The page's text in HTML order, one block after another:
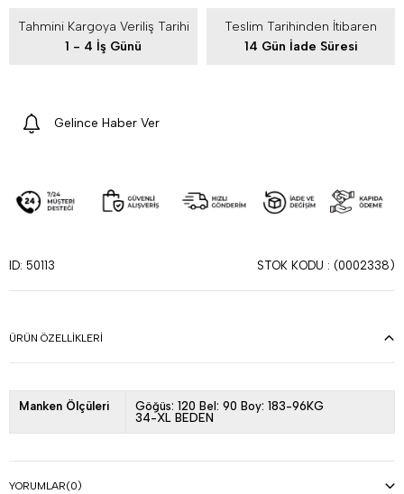
Tahmini Kargoya Veriliş Tarihi
1 - 4 İş Günü
Teslim Tarihinden İtibaren
14 Gün İade Süresi
Gelince Haber Ver
ID: 50113 STOK KODU (0002338)
ÜRÜN ÖZELLIKLERI
Manken Ölçüleri
Göğüs: 120 Bel: 90 Boy: 183-96KG
34-XL BEDEN
YORUMLAR(0)